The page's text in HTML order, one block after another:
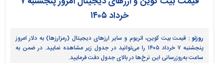
خرداد ۱۴۰۵
روزنو : قیمت بیت کوین، اتریوم و سایر ارز‌های دیجیتال (رمزارزها) به دلار امروز
پنجشنبه ۷ خرداد ۱۴۰۵ را می‌توانید در جدول زیر مشاهده نمایید. در ضمن به
ساعت به‌روز‌رسانی این نرخ‌ها در بالای جدول دفت فرمایید.